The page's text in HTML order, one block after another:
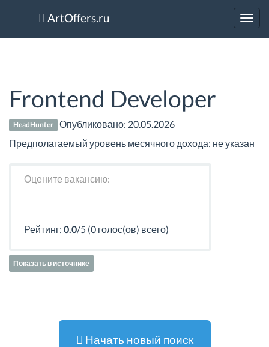
ArtOffers.ru
Frontend Developer
HeadHunter Опубликовано: 20.05.2026
Предполагаемый уровень месячного дохода: не указан
Оцените вакансию:
Рейтинг: 0.0/5 (0 голос(ов) всего)
Показать в источнике
Начать новый поиск